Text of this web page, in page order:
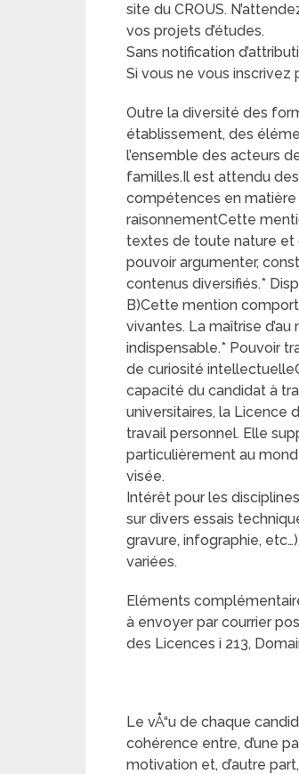
site du CROUS.
vos projets d’études.
Sans notification
Si vous ne vous
Outre la diversité des
établissement, des
l’ensemble des acteurs
familles.Il est attendu
compétences en matière
raisonnementCette
textes de toute nature et
pouvoir argumenter,
contenus diversifiés.*
B)Cette mention
vivantes. La maîtrise
indispensable.* Pouvoir
de curiosité
capacité du candidat à
universitaires, la Licence
travail personnel. Elle
particulièrement au
visée.
Intérêt pour les
sur divers essais
gravure, infographie,
variées.
Eléments
à envoyer par courrier
des Licences i 213,
Le vÅ“u de chaque
cohérence entre, d’une
motivation et, d’autre